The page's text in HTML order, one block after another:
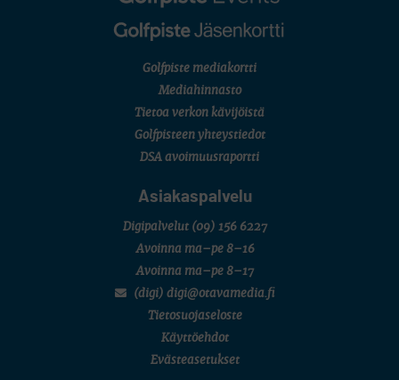
Kivitippu Classic Invitational 2026
SM-reikäpeli (M50/Kymen Golf)
7 (U18 ja U21/pojat/Tahko)
Golfpiste mediakortti
Mediahinnasto
Tietoa verkon kävijöistä
Golfpisteen yhteystiedot
DSA avoimuusraportti
Asiakaspalvelu
Digipalvelut (09) 156 6227
Avoinna ma–pe 8–16
Avoinna ma–pe 8–17
(digi) digi@otavamedia.fi
Tietosuojaseloste
Käyttöehdot
Evästeasetukset